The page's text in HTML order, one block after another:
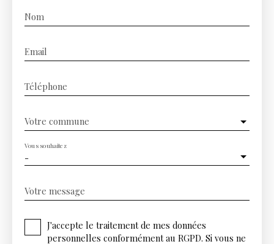
Nom
Email
Téléphone
Votre commune
-
Vous souhaitez
Votre message
J'accepte le traitement de mes données
personnelles conformément au RGPD. Si vous ne